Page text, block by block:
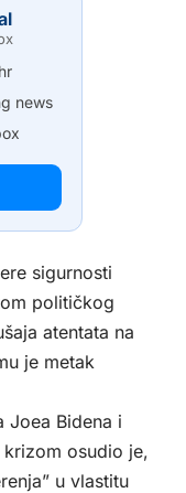
news
sigurnosti
političkog
atentata na
je metak
Joea Bidena i
osudio je,
u vlastitu